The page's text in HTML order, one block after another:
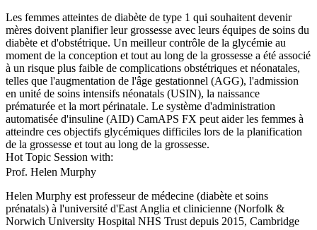
Les femmes atteintes de diabète de type 1 qui souhaitent devenir
mères doivent planifier leur grossesse avec leurs équipes de soins du
diabète et d'obstétrique. Un meilleur contrôle de la glycémie au
moment de la conception et tout au long de la grossesse a été associé
à un risque plus faible de complications obstétriques et néonatales,
telles que l'augmentation de l'âge gestationnel (AGG), l'admission
en unité de soins intensifs néonatals (USIN), la naissance
prématurée et la mort périnatale. Le système d'administration
automatisée d'insuline (AID) CamAPS FX peut aider les femmes à
atteindre ces objectifs glycémiques difficiles lors de la planification
de la grossesse et tout au long de la grossesse.
Hot Topic Session with:
Prof. Helen Murphy
Helen Murphy est professeur de médecine (diabète et soins
prénatals) à l'université d'East Anglia et clinicienne (Norfolk &
Norwich University Hospital NHS Trust depuis 2015, Cambridge